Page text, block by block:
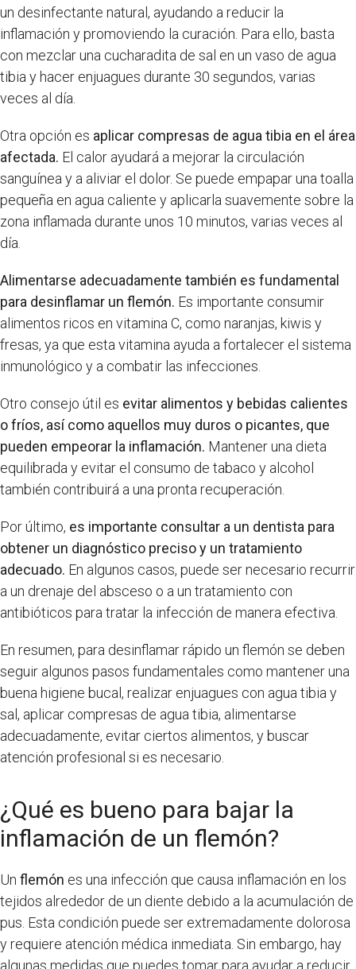
un desinfectante natural, ayudando a reducir la
inflamación y promoviendo la curación. Para ello, basta
con mezclar una cucharadita de sal en un vaso de agua
tibia y hacer enjuagues durante 30 segundos, varias
veces al día.
Otra opción es aplicar compresas de agua tibia en el área
afectada. El calor ayudará a mejorar la circulación
sanguínea y a aliviar el dolor. Se puede empapar una toalla
pequeña en agua caliente y aplicarla suavemente sobre la
zona inflamada durante unos 10 minutos, varias veces al
día.
Alimentarse adecuadamente también es fundamental
para desinflamar un flemón. Es importante consumir
alimentos ricos en vitamina C, como naranjas, kiwis y
fresas, ya que esta vitamina ayuda a fortalecer el sistema
inmunológico y a combatir las infecciones.
Otro consejo útil es evitar alimentos y bebidas calientes
o fríos, así como aquellos muy duros o picantes, que
pueden empeorar la inflamación. Mantener una dieta
equilibrada y evitar el consumo de tabaco y alcohol
también contribuirá a una pronta recuperación.
Por último, es importante consultar a un dentista para
obtener un diagnóstico preciso y un tratamiento
adecuado. En algunos casos, puede ser necesario recurrir
a un drenaje del absceso o a un tratamiento con
antibióticos para tratar la infección de manera efectiva.
En resumen, para desinflamar rápido un flemón se deben
seguir algunos pasos fundamentales como mantener una
buena higiene bucal, realizar enjuagues con agua tibia y
sal, aplicar compresas de agua tibia, alimentarse
adecuadamente, evitar ciertos alimentos, y buscar
atención profesional si es necesario.
¿Qué es bueno para bajar la
inflamación de un flemón?
Un flemón es una infección que causa inflamación en los
tejidos alrededor de un diente debido a la acumulación de
pus. Esta condición puede ser extremadamente dolorosa
y requiere atención médica inmediata. Sin embargo, hay
algunas medidas que puedes tomar para ayudar a reducir